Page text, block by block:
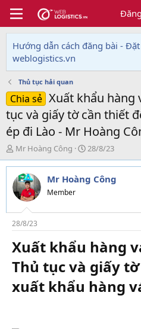
Hướng dẫn cách đăng bài -
weblogistics.vn
Thủ tục hải quan
Chia sẻ Xuất khẩu hàng
tục và giấy tờ cần thiết
ép đi Lào - Mr Hoàng
T
h
r
e
a
d
s
t
a
r
e
Mr Hoàng Công
N
g
à
y
i
28/8/23
Mr Hoàng Công
Member
28/8/23
Xuất khẩu hàng
Thủ tục và giấy
xuất khẩu hàng